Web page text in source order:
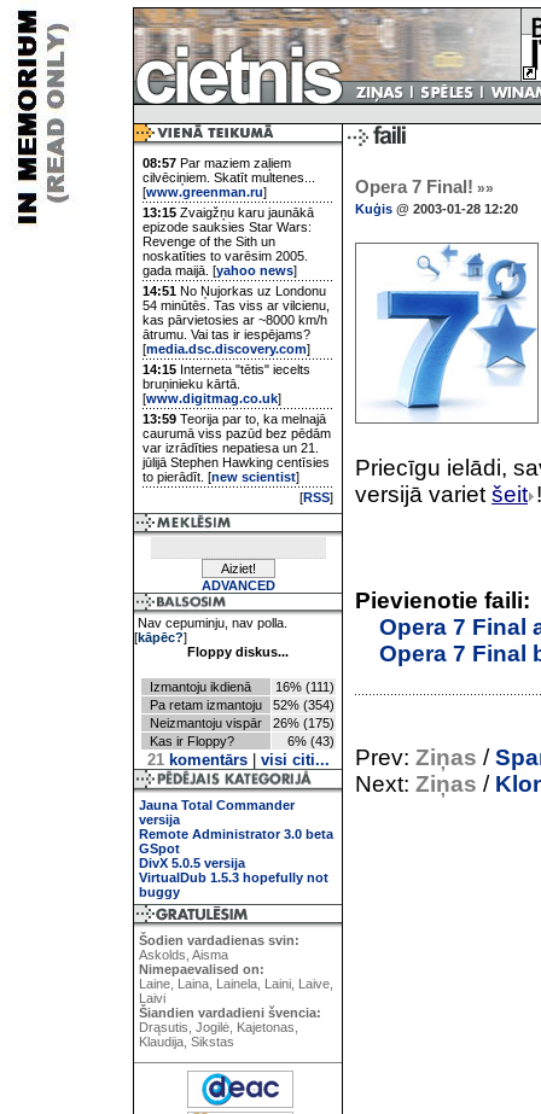
08:57 Par maziem zaļiem
cilvēciņiem. Skatīt multenes...
[www.greenman.ru]
13:15 Zvaigžņu karu jaunākā
epizode sauksies Star Wars:
Revenge of the Sith un
noskatīties to varēsim 2005.
gada maijā. [yahoo news]
14:51 No Ņujorkas uz Londonu
54 minūtēs. Tas viss ar vilcienu,
kas pārvietosies ar ~8000 km/h
ātrumu. Vai tas ir iespējams?
[media.dsc.discovery.com]
14:15 Interneta "tētis" iecelts
bruņinieku kārtā.
[www.digitmag.co.uk]
13:59 Teorija par to, ka melnajā
caurumā viss pazūd bez pēdām
var izrādīties nepatiesa un 21.
jūlijā Stephen Hawking centīsies
to pierādīt. [new scientist]
[RSS]
ADVANCED
Nav cepuminju, nav polla.
[kāpēc?]
Floppy diskus...
Izmantoju ikdienā
16% (111)
Pa retam izmantoju
52% (354)
Neizmantoju vispār
26% (175)
Kas ir Floppy?
6% (43)
21komentārs| visi citi...
Jauna Total Commander
versija
Remote Administrator 3.0 beta
GSpot
DivX 5.0.5 versija
VirtualDub 1.5.3 hopefully not
buggy
Šodien vardadienas svin:
Askolds, Aisma
Nimepaevalised on:
Laine, Laina, Lainela, Laini, Laive,
Laivi
Šiandien vardadieni švencia:
Drąsutis, Jogilė, Kajetonas,
Klaudija, Sikstas
Opera 7 Final! »»
Kuģis @ 2003-01-28 12:20
Priecīgu ielādi,
versijā variet šeit !
Pievienotie faili:
Opera 7 Final
Opera 7 Final
Prev: Ziņas /
Next: Ziņas /